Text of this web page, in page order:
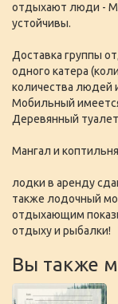
отдыхают люди -
устойчивы.
Доставка группы
одного катера
количества людей
Мобильный
Деревянный
Мангал и
лодки в аренду
также лодочный
отдыхающим
отдыху и рыбалки!
Вы также